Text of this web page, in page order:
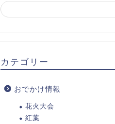
カテゴリー
おでかけ情報
花火大会
紅葉